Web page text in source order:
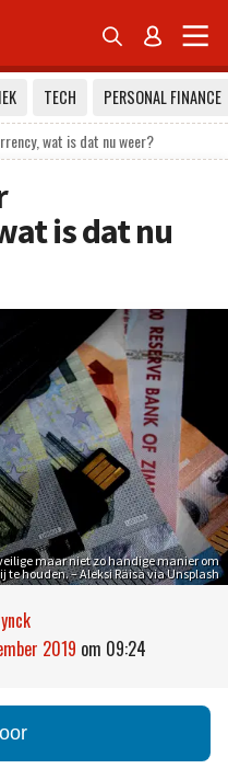
 
TECH
PERSONAL FINANCE
wat is dat nu weer?
is dat nu
maar niet zo handige manier om
te houden. – Aleksi Räisä via Unsplash
2019 om 09:24